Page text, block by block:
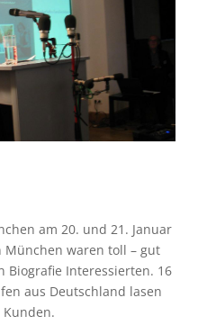
am 20. und 21. Januar
waren toll – gut
Biografie Interessierten. 16
aus Deutschland lasen